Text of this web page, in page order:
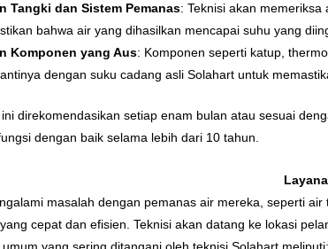
Tangki dan Sistem Pemanas: Teknisi akan
bahwa air yang dihasilkan mencapai suhu yang
Komponen yang Aus: Komponen seperti katup,
dengan suku cadang asli Solahart untuk
direkomendasikan setiap enam bulan atau sesuai
dengan baik selama lebih dari 10 tahun.
masalah dengan pemanas air mereka, seperti
cepat dan efisien. Teknisi akan datang ke lokasi